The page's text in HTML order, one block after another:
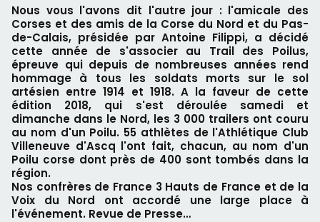
Nous vous l'avons dit l'autre jour : l'amicale des
Corses et des amis de la Corse du Nord et du Pas-
de-Calais, présidée par Antoine Filippi, a décidé
cette année de s'associer au Trail des Poilus,
épreuve qui depuis de nombreuses années rend
hommage à tous les soldats morts sur le sol
artésien entre 1914 et 1918. A la faveur de cette
édition 2018, qui s'est déroulée samedi et
dimanche dans le Nord, les 3 000 trailers ont couru
au nom d'un Poilu. 55 athlètes de l'Athlétique Club
Villeneuve d'Ascq l'ont fait, chacun, au nom d'un
Poilu corse dont près de 400 sont tombés dans la
région.
Nos confrères de France 3 Hauts de France et de la
Voix du Nord ont accordé une large place à
l'événement. Revue de Presse…